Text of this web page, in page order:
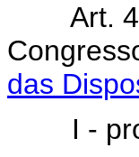
Art.
das
I -